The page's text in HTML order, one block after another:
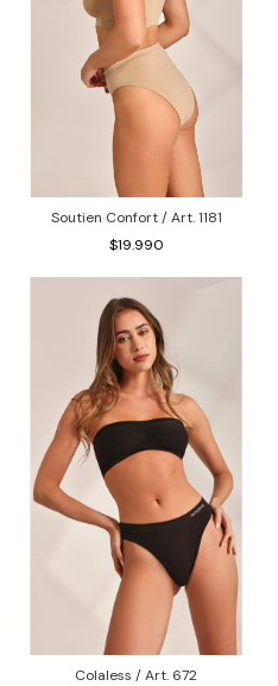
Soutien Confort / Art. 1181
$19.990
Colaless / Art. 672